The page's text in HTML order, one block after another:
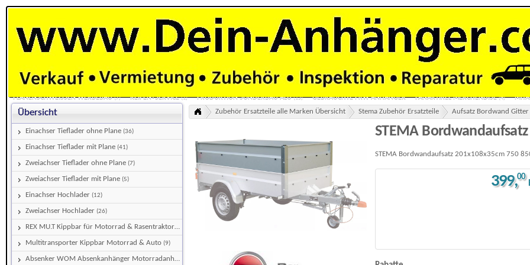
(36) EINACHSER TIEFLADER MIT PLANE (41) ZWEIACHSER TIEFLADER OHNE PLANE
MULTITRANSPORTER KIPPBAR MOTORRAD & AUTO (9) ABSENKER WOM ABSENKANHÄNGER MOTORRADANHÄNGER(28) AUTOTRANSPORTER(34)
KÜHLKOFFER KÜHLANHÄNGER TIEFKÜHLANHÄNGER (7) RÜCKWÄRTS - HECK KIPPER 1 & 2 ACHSER 3 SEITEN KIPPER 2 & 3 ACHSER(15)
ALU-POLY-HYBRID KOFFERANHÄNGER TOHACO
BEDIENUNGS- MONTAGE- ANLEITUNGEN DOWNLOADS TÜV-NORD HAUPTUNTERSUCHUNG HU(2) VERMIETUNG ANHÄNGER LANGMATERIAL ROHR PROFIL
PLANENSCHWEISSEN WERBEBAU (7) REIFEN+SERVICE(1) PRODUKTION SONDERBAU ALU(15) GEBRAUCHTE PKW ANHÄNGER FANARTIKEL MERCHENDISE(4)
KUNDENINFO
Übersicht
Einachser Tieflader ohne Plane (36)
Einachser Tieflader mit Plane (41)
Zweiachser Tieflader ohne Plane (7)
Zweiachser Tieflader mit Plane (5)
Einachser Hochlader (12)
Zweiachser Hochlader (26)
REX MU.T Kippbar für Motorrad & Rasentraktor (21)
Multitransporter Kippbar Motorrad & Auto (9)
Absenker WOM Absenkanhänger Motorradanhänger
Zubehör Ersatzteile alle Marken Übersicht Stema Zubehör Ersatzteile Aufsatz Bordwand Gitter
STEMA Bordwandaufsatz
STEMA Bordwandaufsatz 201x108x35cm 750
399,00